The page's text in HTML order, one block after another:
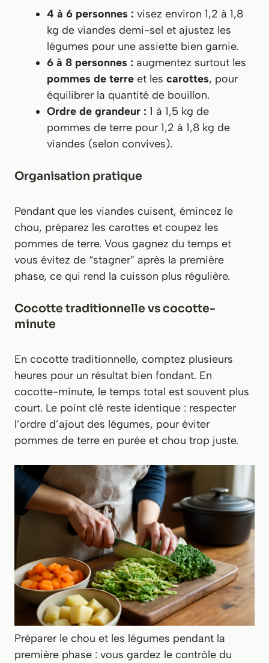
4 à 6 personnes : visez environ 1,2 à 1,8
kg de viandes demi-sel et ajustez les
légumes pour une assiette bien garnie.
6 à 8 personnes : augmentez surtout les
pommes de terre et les carottes, pour
équilibrer la quantité de bouillon.
Ordre de grandeur : 1 à 1,5 kg de
pommes de terre pour 1,2 à 1,8 kg de
viandes (selon convives).
Organisation pratique
Pendant que les viandes cuisent, émincez le
chou, préparez les carottes et coupez les
pommes de terre. Vous gagnez du temps et
vous évitez de “stagner” après la première
phase, ce qui rend la cuisson plus régulière.
Cocotte traditionnelle vs cocotte-
minute
En cocotte traditionnelle, comptez plusieurs
heures pour un résultat bien fondant. En
cocotte-minute, le temps total est souvent plus
court. Le point clé reste identique : respecter
l’ordre d’ajout des légumes, pour éviter
pommes de terre en purée et chou trop juste.
Préparer le chou et les légumes pendant la
première phase : vous gardez le contrôle du